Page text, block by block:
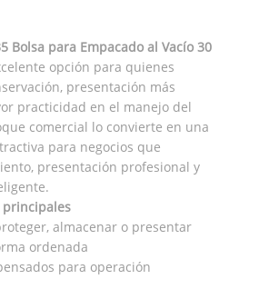
Bolsa para Empacado al Vacío 30
opción para quienes
presentación más
practicidad en el manejo del
comercial lo convierte en una
para negocios que
presentación profesional y
principales
almacenar o presentar
ordenada
para operación